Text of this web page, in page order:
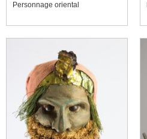
Personnage oriental